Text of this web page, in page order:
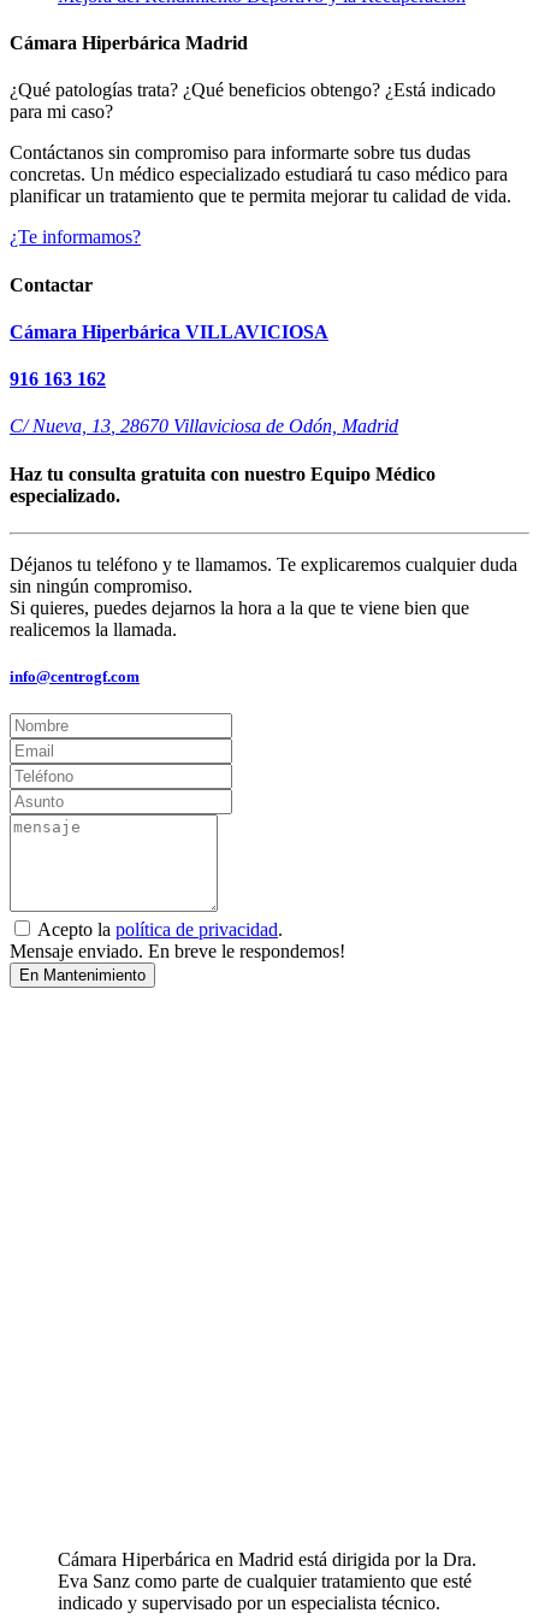
Cámara Hiperbárica Madrid
¿Qué patologías trata? ¿Qué beneficios obtengo? ¿Está indicado
para mi caso?
Contáctanos sin compromiso para informarte sobre tus dudas
concretas. Un médico especializado estudiará tu caso médico para
planificar un tratamiento que te permita mejorar tu calidad de vida.
¿Te informamos?
Contactar
Cámara Hiperbárica VILLAVICIOSA
916 163 162
C/ Nueva, 13, 28670 Villaviciosa de Odón, Madrid
Haz tu consulta gratuita con nuestro Equipo Médico
especializado.
Déjanos tu teléfono y te llamamos. Te explicaremos cualquier duda
sin ningún compromiso.
Si quieres, puedes dejarnos la hora a la que te viene bien que
realicemos la llamada.
info@centrogf.com
Acepto la política de privacidad.
Mensaje enviado. En breve le respondemos!
En Mantenimiento
Cámara Hiperbárica en Madrid está dirigida por la Dra.
Eva Sanz como parte de cualquier tratamiento que esté
indicado y supervisado por un especialista técnico.